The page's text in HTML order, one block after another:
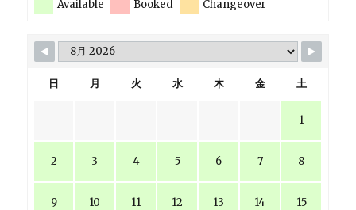
り
Available Booked Changeover
日 月 火 水 木 金 土
1
2 3 4 5 6 7 8
9 10 11 12 13 14 15